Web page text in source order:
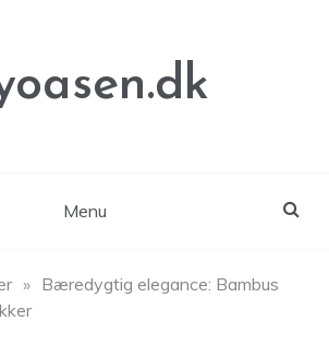
Menu
» Bæredygtig elegance: Bambus